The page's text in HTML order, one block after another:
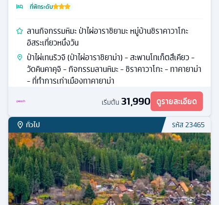
ที่พักระดับ
ลานกิจกรรมหิมะ ป่าไผ่อาราชิยามะ หมู่บ้านชิราคาวาโกะ
อิสระเที่ยวหนึ่งวัน
ป่าไผ่เทนริวจิ (ป่าไผ่อาราชิยาม่า) - สะพานโทเก็ตสึเคียว -
วัดคินคาคุจิ - กิจกรรมลานหิมะ - ชิราคาวาโกะ - ทาคายาม่า
- ที่ทำการเก่าเมืองทาคายาม่า
เริ่มต้น 31,990 ดูรายละเอียด
ทั่วไป รหัส23465